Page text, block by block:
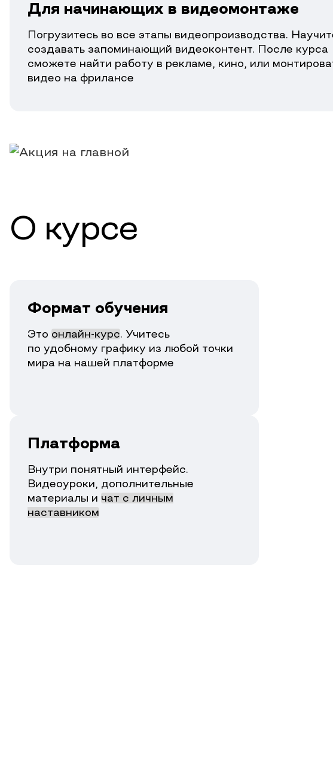
Для начинающих в видеомонтаже
Погрузитесь во все этапы видеопроизводства.
создавать запоминающий видеоконтент. После курса
сможете найти работу в рекламе, кино, или
видео на фрилансе
О курсе
Формат обучения
Это онлайн-курс. Учитесь
по удобному графику из любой точки
мира на нашей платформе
Платформа
Внутри понятный интерфейс.
Видеоуроки, дополнительные
материалы и чат с личным
наставником